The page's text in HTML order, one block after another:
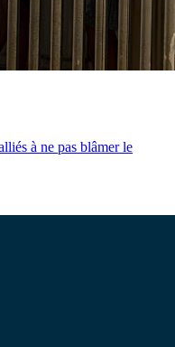
à ne pas blâmer le